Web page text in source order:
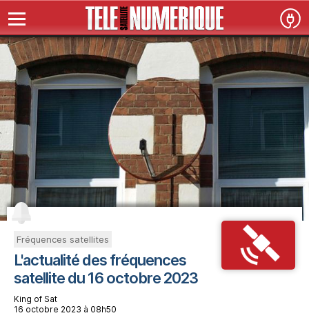
Fréquences satellites
L'actualité des fréquences
satellite du 16 octobre 2023
King of Sat
16 octobre 2023 à 08h50